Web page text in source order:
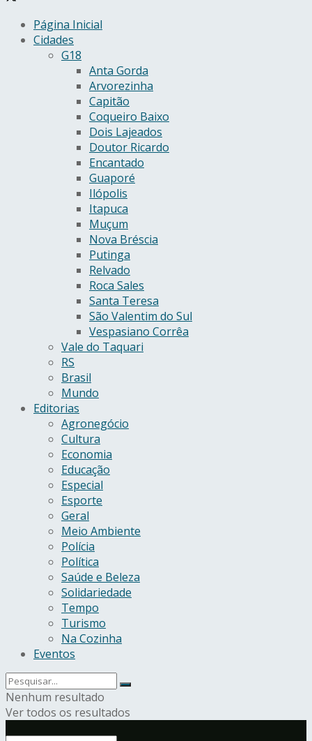
Página Inicial
Cidades
G18
Anta Gorda
Arvorezinha
Capitão
Coqueiro Baixo
Dois Lajeados
Doutor Ricardo
Encantado
Guaporé
Ilópolis
Itapuca
Muçum
Nova Bréscia
Putinga
Relvado
Roca Sales
Santa Teresa
São Valentim do Sul
Vespasiano Corrêa
Vale do Taquari
RS
Brasil
Mundo
Editorias
Agronegócio
Cultura
Economia
Educação
Especial
Esporte
Geral
Meio Ambiente
Polícia
Política
Saúde e Beleza
Solidariedade
Tempo
Turismo
Na Cozinha
Eventos
Nenhum resultado
Ver todos os resultados